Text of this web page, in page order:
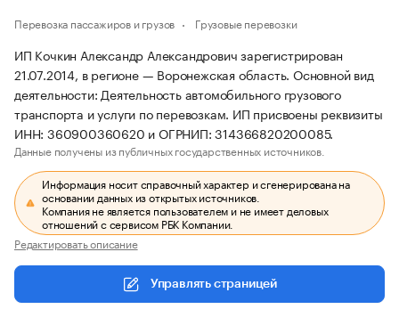
Перевозка пассажиров и грузов Грузовые перевозки
ИП Кочкин Александр Александрович зарегистрирован
21.07.2014, в регионе — Воронежская область. Основной вид
деятельности: Деятельность автомобильного грузового
транспорта и услуги по перевозкам. ИП присвоены реквизиты
ИНН: 360900360620 и ОГРНИП: 314366820200085.
Данные получены из публичных государственных источников.
Информация носит справочный характер и сгенерирована на
основании данных из открытых источников.
Компания не является пользователем и не имеет деловых
отношений с сервисом РБК Компании.
Редактировать описание
Управлять страницей